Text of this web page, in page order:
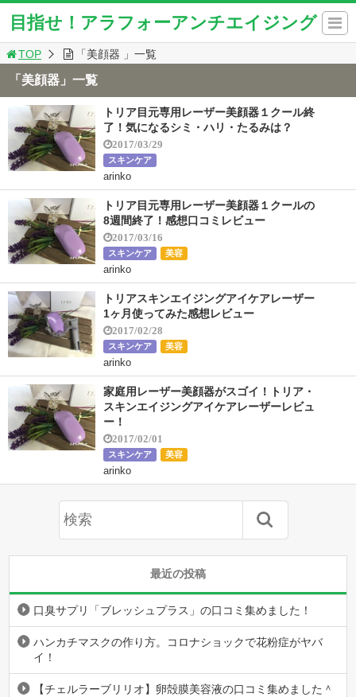
目指せ！アラフォーアンチエイジング
TOP 「美顔器 」一覧
「美顔器」一覧
トリア目元専用レーザー美顔器１クール終
了！気になるシミ・ハリ・たるみは？
2017/03/29
スキンケア
arinko
トリア目元専用レーザー美顔器１クールの
8週間終了！感想口コミレビュー
2017/03/16
スキンケア 美容
arinko
トリアスキンエイジングアイケアレーザー
1ヶ月使ってみた感想レビュー
2017/02/28
スキンケア 美容
arinko
家庭用レーザー美顔器がスゴイ！トリア・
スキンエイジングアイケアレーザーレビュ
ー！
2017/02/01
スキンケア 美容
arinko
最近の投稿
口臭サプリ「ブレッシュプラス」の口コミ集めました！
ハンカチマスクの作り方。コロナショックで花粉症がヤバ
イ！
【チェルラーブリリオ】卵殻膜美容液の口コミ集めました＾